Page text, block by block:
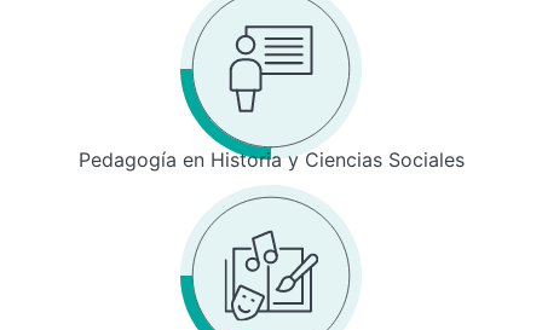
Pedagogía en Historia y Ciencias Sociales